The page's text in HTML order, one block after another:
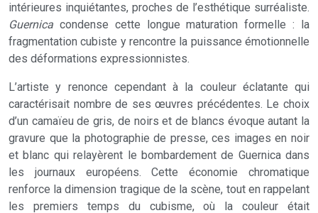
intérieures inquiétantes, proches de l’esthétique surréaliste.
Guernica condense cette longue maturation formelle : la
fragmentation cubiste y rencontre la puissance émotionnelle
des déformations expressionnistes.
L’artiste y renonce cependant à la couleur éclatante qui
caractérisait nombre de ses œuvres précédentes. Le choix
d’un camaïeu de gris, de noirs et de blancs évoque autant la
gravure que la photographie de presse, ces images en noir
et blanc qui relayèrent le bombardement de Guernica dans
les journaux européens. Cette économie chromatique
renforce la dimension tragique de la scène, tout en rappelant
les premiers temps du cubisme, où la couleur était